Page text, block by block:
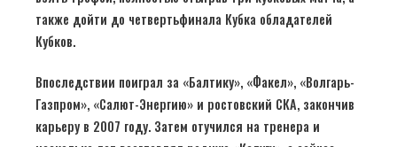
также дойти до четвертьфинала Кубка обладателей
Кубков.
Впоследствии поиграл за «Балтику», «Факел», «Волгарь-
Газпром», «Салют-Энергию» и ростовский СКА, закончив
карьеру в 2007 году. Затем отучился на тренера и